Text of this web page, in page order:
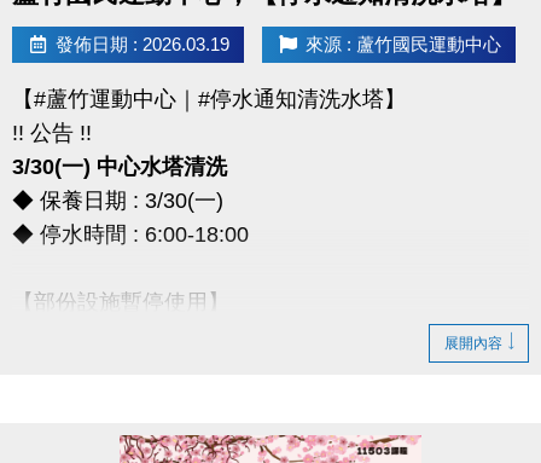
用），須現場報名繳費使用。
想報名期課及家教班的運動好友們，千萬別錯過喔～～～
發佈日期 : 2026.03.19 來源 : 蘆竹國民運動中心
【#蘆竹運動中心｜#停水通知清洗水塔】
!! 公告 !!
3/30(一) 中心水塔清洗
◆ 保養日期 : 3/30(一)
◆ 停水時間 : 6:00-18:00
【部份設施暫停使用】
*** 造成不便，敬請見諒 ***
展開內容